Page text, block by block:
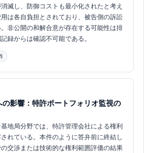
滅し、防御コストも最小化されたと考え
は各自負担とされており、被告側の訴訟
非公開の和解合意が存在する可能性は排
録からは確認不可能である。
影響：特許ポートフォリオ監視の
地局分野では、特許管理会社による権利
れている。本件のように答弁前に終結し
交渉または技術的な権利範囲評価の結果